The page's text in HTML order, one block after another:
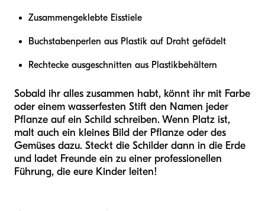
Zusammengeklebte Eisstiele
Buchstabenperlen aus Plastik auf Draht gefädelt
Rechtecke ausgeschnitten aus Plastikbehältern
Sobald ihr alles zusammen habt, könnt ihr mit Farbe
oder einem wasserfesten Stift den Namen jeder
Pflanze auf ein Schild schreiben. Wenn Platz ist,
malt auch ein kleines Bild der Pflanze oder des
Gemüses dazu. Steckt die Schilder dann in die Erde
und ladet Freunde ein zu einer professionellen
Führung, die eure Kinder leiten!